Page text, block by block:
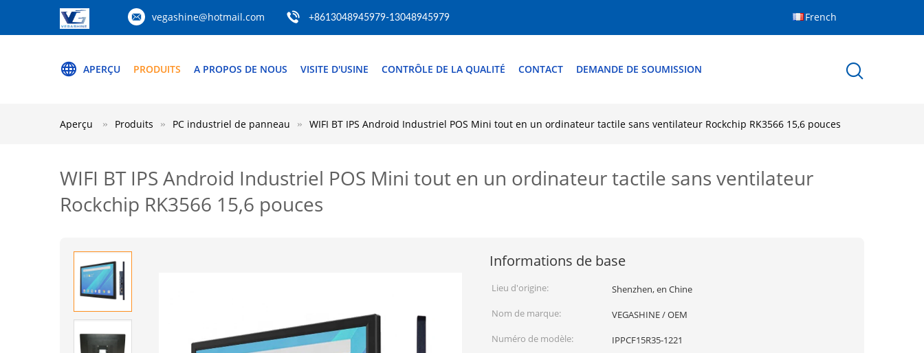
vegashine@hotmail.com +8613048945979-13048945979 French
APERÇU PRODUITS A PROPOS DE NOUS VISITE D'USINE CONTRÔLE DE LA QUALITÉ CONTACT DEMANDE DE SOUMISSION
Aperçu Produits PC industriel de panneau WIFI BT IPS Android Industriel POS Mini tout en un ordinateur tactile sans ventilateur Rockchip RK3566 15,6 pouces
WIFI BT IPS Android Industriel POS Mini tout en un ordinateur tactile sans ventilateur
Rockchip RK3566 15,6 pouces
Informations de base
Lieu d'origine:
Shenzhen, en Chine
Nom de marque:
VEGASHINE / OEM
Numéro de modèle:
IPPCF15R35-1221